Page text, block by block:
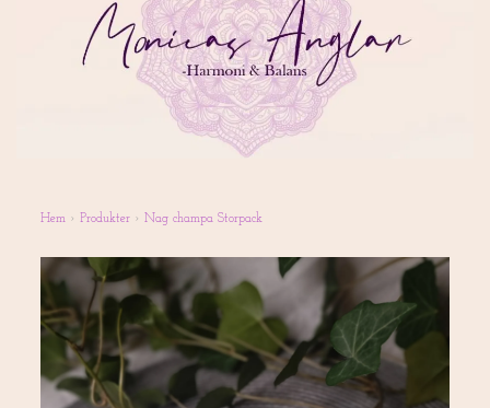
Hem › Produkter › Nag champa Storpack